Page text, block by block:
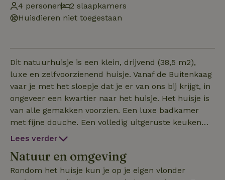
4 personen
2 slaapkamers
Huisdieren niet toegestaan
Dit natuurhuisje is een klein, drijvend (38,5 m2),
luxe en zelf­voorzienend huisje. Vanaf de Buitenkaag
vaar je met het sloepje dat je er van ons bij krijgt, in
ongeveer een kwartier naar het huisje. Het huisje is
van alle gemakken voorzien. Een luxe badkamer
met fijne douche. Een volledig uitgeruste keuken
met vaatwasser, koelkast en magnetron. Twee
huisje ingericht alsof we er zelf wonen. Daarom vind
je er speelgoed, spelletjes, boeken, kunst. Alles waar
Lees verder
Natuur en omgeving
Rondom het huisje kun je op je eigen vlonder